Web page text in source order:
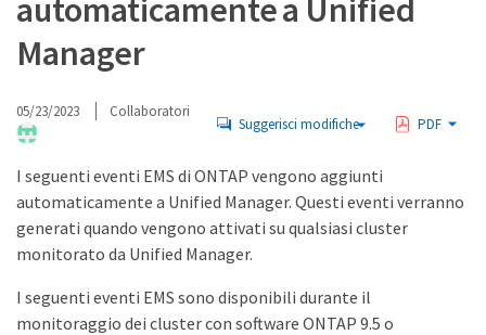
automaticamente a Unified
Manager
05/23/2023 Collaboratori
Suggerisci modifiche PDF
I seguenti eventi EMS di ONTAP vengono aggiunti
automaticamente a Unified Manager. Questi eventi verranno
generati quando vengono attivati su qualsiasi cluster
monitorato da Unified Manager.
I seguenti eventi EMS sono disponibili durante il
monitoraggio dei cluster con software ONTAP 9.5 o